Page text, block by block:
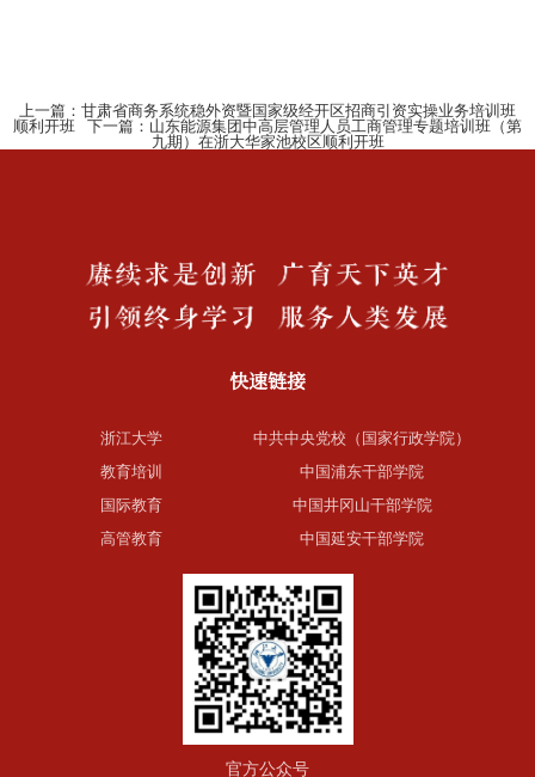
上一篇： 甘肃省商务系统稳外资暨国家级经开区招商引资实操业务培训班
顺利开班
下一篇： 山东能源集团中高层管理人员工商管理专题培训班（第
九期）在浙大华家池校区顺利开班
快速链接
浙江大学
中共中央党校（国家行政学院）
教育培训
中国浦东干部学院
国际教育
中国井冈山干部学院
高管教育
中国延安干部学院
官方公众号